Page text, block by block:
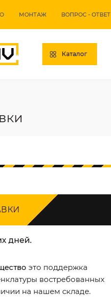
МОНТАЖ ВОПРОС - ОТВЕТ
Каталог
дней.
это поддержка
востребованных
на нашем складе.